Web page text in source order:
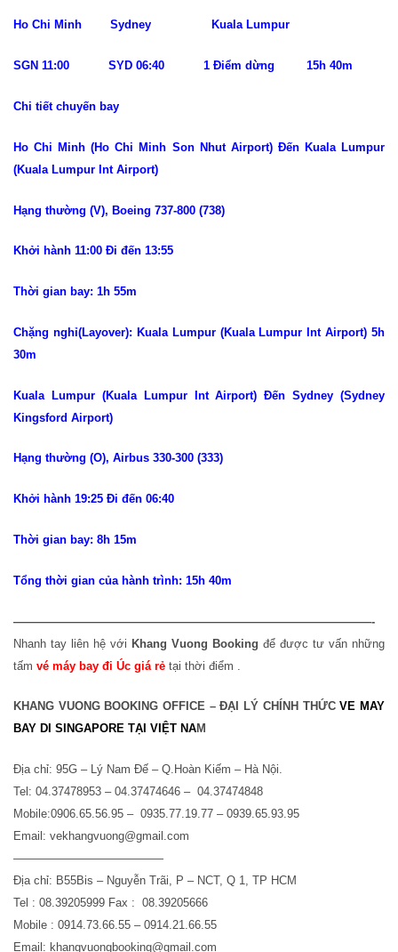
Ho Chi Minh Sydney Kuala Lumpur
SGN 11:00 SYD 06:40 1 Điểm dừng 15h 40m
Chi tiết chuyến bay
Ho Chi Minh (Ho Chi Minh Son Nhut Airport) Đến Kuala Lumpur
(Kuala Lumpur Int Airport)
Hạng thường (V), Boeing 737-800 (738)
Khởi hành 11:00 Đi đến 13:55
Thời gian bay: 1h 55m
Chặng nghỉ(Layover): Kuala Lumpur (Kuala Lumpur Int Airport) 5h
30m
Kuala Lumpur (Kuala Lumpur Int Airport) Đến Sydney (Sydney
Kingsford Airport)
Hạng thường (O), Airbus 330-300 (333)
Khởi hành 19:25 Đi đến 06:40
Thời gian bay: 8h 15m
Tổng thời gian của hành trình: 15h 40m
———————————————————————————————-
Nhanh tay liên hệ với Khang Vuong Booking để được tư vấn những
tấm vé máy bay đi Úc giá rẻ tại thời điểm .
KHANG VUONG BOOKING OFFICE – ĐẠI LÝ CHÍNH THỨCVE MAY
BAY DI SINGAPORE TẠI VIỆT NAM
Địa chỉ: 95G – Lý Nam Đế – Q.Hoàn Kiếm – Hà Nội.
Tel: 04.37478953 – 04.37474646 – 04.37474848
Mobile:0906.65.56.95 – 0935.77.19.77 – 0939.65.93.95
Email: vekhangvuong@gmail.com
—————————————
Địa chỉ: B55Bis – Nguyễn Trãi, P – NCT, Q 1, TP HCM
Tel : 08.39205999 Fax : 08.39205666
Mobile : 0914.73.66.55 – 0914.21.66.55
Email: khangvuongbooking@gmail.com